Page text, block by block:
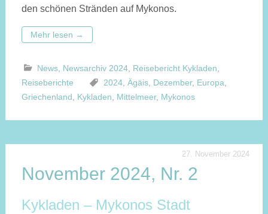
den schönen Stränden auf Mykonos.
Mehr lesen →
News, Newsarchiv 2024, Reisebericht Kykladen,
Reiseberichte
2024, Ägäis, Dezember, Europa,
Griechenland, Kykladen, Mittelmeer, Mykonos
27. November 2024
November 2024, Nr. 2
Kykladen – Mykonos Stadt